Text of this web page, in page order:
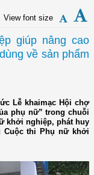
View font size
giúp nâng cao
về sản phẩm
Lễ khaimạc Hội chợ
phụ nữ” trong chuỗi
khởi nghiệp, phát huy
Cuộc thi Phụ nữ khởi